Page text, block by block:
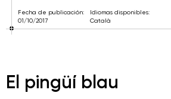
Fecha de publicación:
01/10/2017
Idiomas disponibles:
Català
El pingüí blau